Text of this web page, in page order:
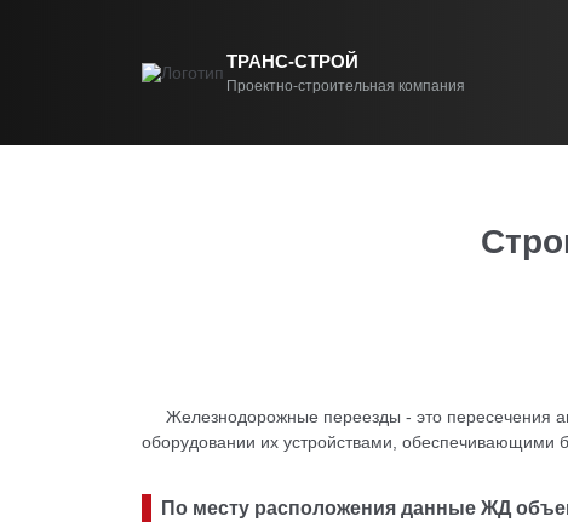
ТРАНС-СТРОЙ
Проектно-строительная компания
Железнодорожные переезды - это пересечения
оборудовании их устройствами, обеспечивающими
По месту расположения данные ЖД